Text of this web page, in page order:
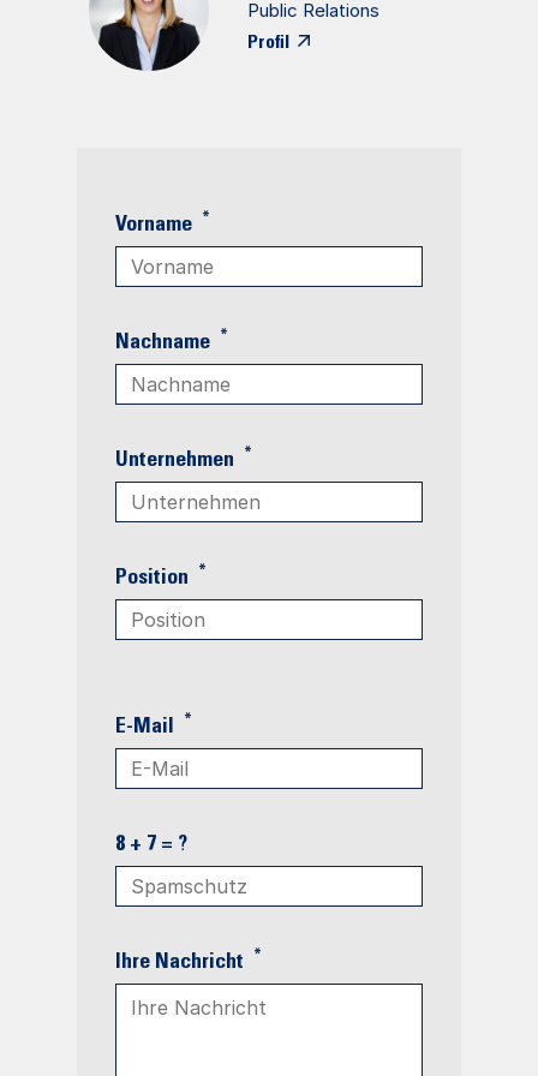
Public Relations
Profil
Vorname *
Nachname *
Unternehmen *
Position *
E-Mail *
8 + 7 = ?
Ihre Nachricht *